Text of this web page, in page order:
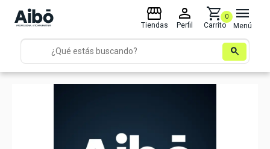
search
storefront
Tiendas
person
Perfil
shopping_cart
Carrito
0 menu
Menú